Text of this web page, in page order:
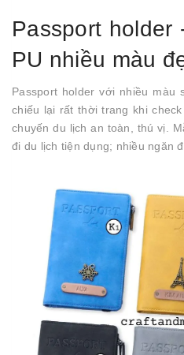
Passport
PU nhiều màu
Passport holder với nhiều
chiếu lại rất thời trang khi
chuyến du lịch an toàn, thú vị.
đi du lịch tiện dụng; nhiều ngăn